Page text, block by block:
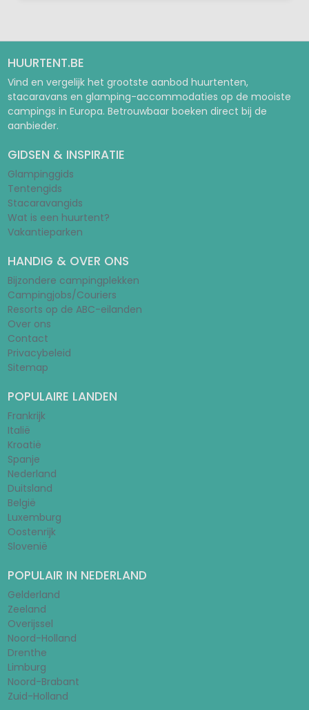
HUURTENT.BE
Vind en vergelijk het grootste aanbod huurtenten,
stacaravans en glamping-accommodaties op de mooiste
campings in Europa. Betrouwbaar boeken direct bij de
aanbieder.
GIDSEN & INSPIRATIE
Glampinggids
Tentengids
Stacaravangids
Wat is een huurtent?
Vakantieparken
HANDIG & OVER ONS
Bijzondere campingplekken
Campingjobs/Couriers
Resorts op de ABC-eilanden
Over ons
Contact
Privacybeleid
Sitemap
POPULAIRE LANDEN
Frankrijk
Italië
Kroatië
Spanje
Nederland
Duitsland
België
Luxemburg
Oostenrijk
Slovenië
POPULAIR IN NEDERLAND
Gelderland
Zeeland
Overijssel
Noord-Holland
Drenthe
Limburg
Noord-Brabant
Zuid-Holland